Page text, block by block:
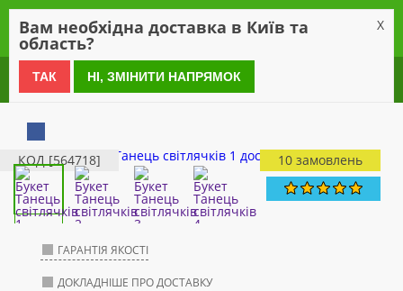
0 800 21 54 55
КОД [564718] 10 замовлень
ГАРАНТІЯ ЯКОСТІ
ДОКЛАДНІШЕ ПРО ДОСТАВКУ
Вам необхідна доставка в Київ та
область?
X
ТАК НІ, ЗМІНИТИ НАПРЯМОК